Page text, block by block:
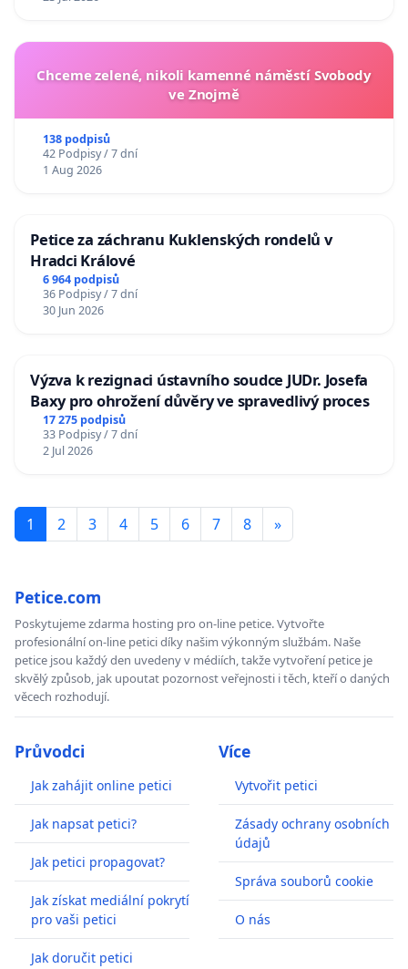
Chceme zelené, nikoli kamenné náměstí Svobody
ve Znojmě
138 podpisů
42 Podpisy / 7 dní
1 Aug 2026
Petice za záchranu Kuklenských rondelů v
Hradci Králové
6 964 podpisů
36 Podpisy / 7 dní
30 Jun 2026
Výzva k rezignaci ústavního soudce JUDr. Josefa
Baxy pro ohrožení důvěry ve spravedlivý proces
17 275 podpisů
33 Podpisy / 7 dní
2 Jul 2026
1 2 3 4 5 6 7 8 »
Petice.com
Poskytujeme zdarma hosting pro on-line petice. Vytvořte
profesionální on-line petici díky našim výkonným službám. Naše
petice jsou každý den uvedeny v médiích, takže vytvoření petice je
skvělý způsob, jak upoutat pozornost veřejnosti i těch, kteří o daných
věcech rozhodují.
Průvodci
Jak zahájit online petici
Jak napsat petici?
Jak petici propagovat?
Jak získat mediální pokrytí
pro vaši petici
Jak doručit petici
Více
Vytvořit petici
Zásady ochrany osobních
údajů
Správa souborů cookie
O nás